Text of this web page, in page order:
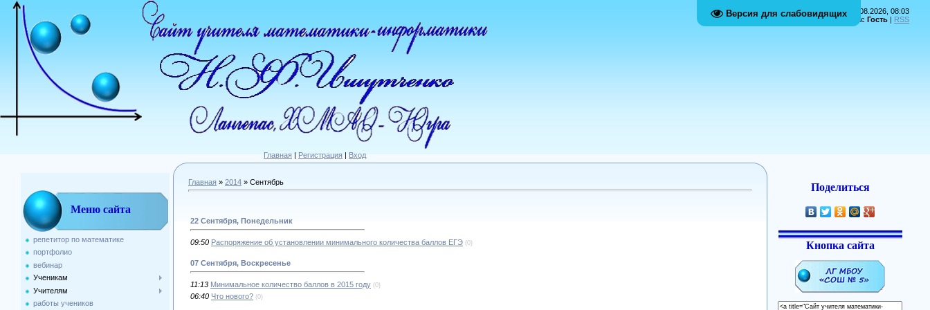
Версия для слабовидящих
Главная | Регистрация | Вход
Суббота, 08.08.2026, 08:03
Приветствую Вас Гость | RSS
Меню сайта
репетитор по математике
портфолио
вебинар
Ученикам
Учителям
работы учеников
Главная » 2014 » Сентябрь
22 Сентября, Понедельник
09:50 Распоряжение об установлении минимального количества баллов ЕГЭ (0)
07 Сентября, Воскресенье
11:13 Минимальное количество баллов в 2015 году (0)
06:40 Что нового? (0)
Поделиться
Кнопка сайта